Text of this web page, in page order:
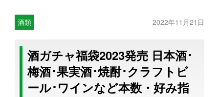
酒類 2022年11月21日
酒ガチャ福袋2023発売 日本酒･
梅酒･果実酒･焼酎･クラフトビ
ール･ワインなど本数・好み指